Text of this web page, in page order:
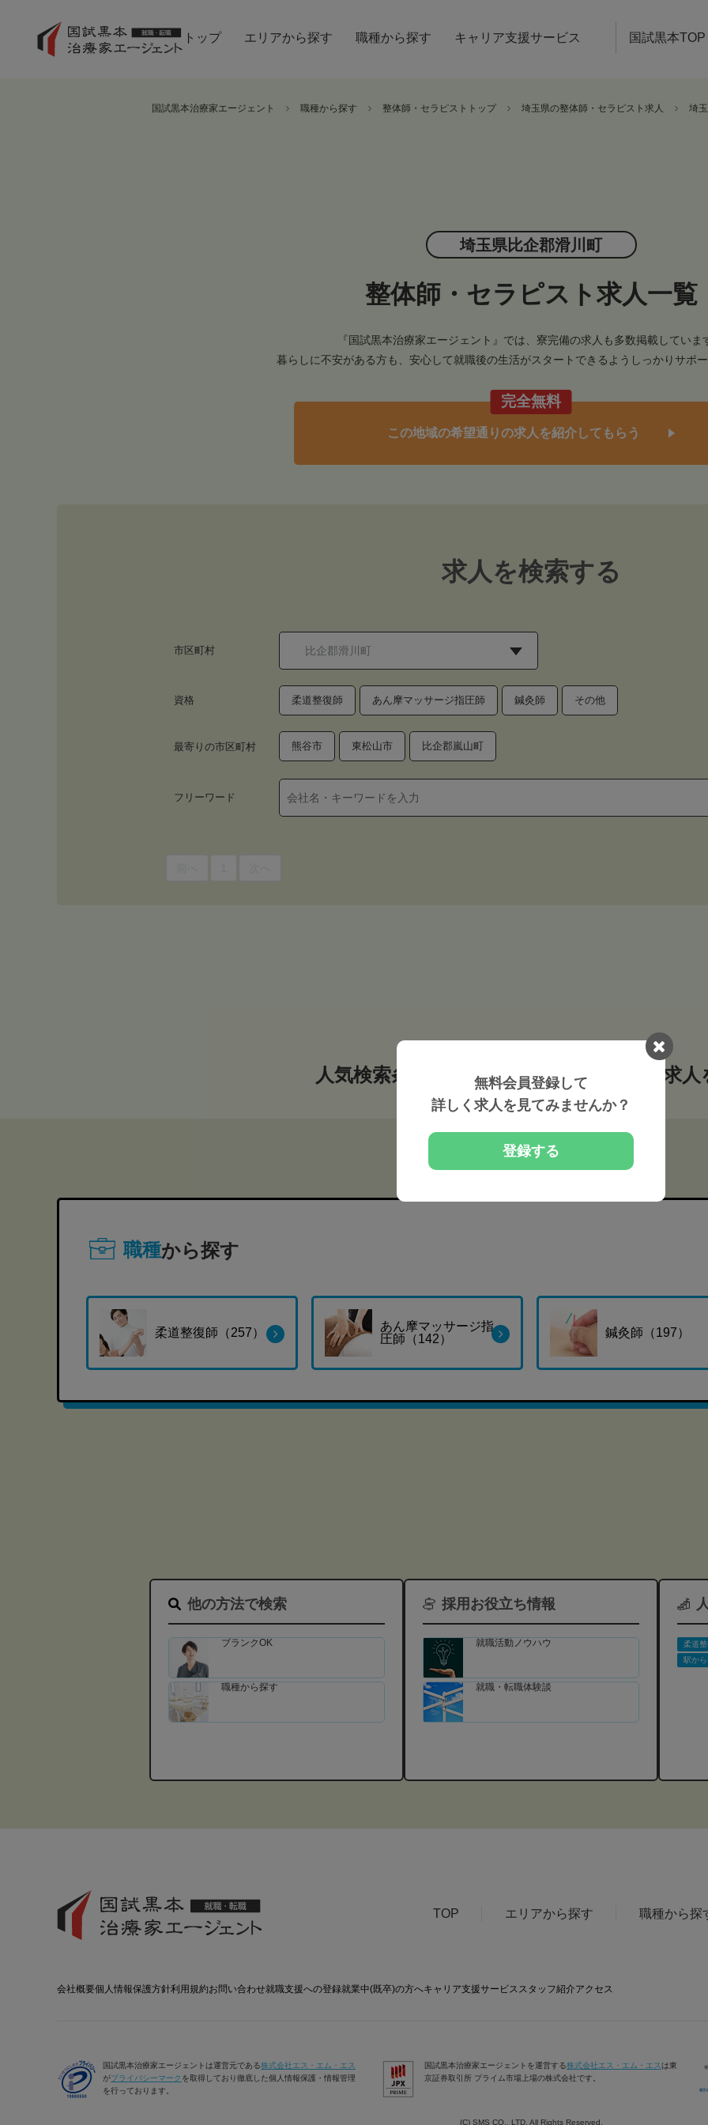
トップ エリアから探す 職種から探す キャリア支援サービス 国試黒本TOP
国試黒本治療家エージェント 職種から探す 整体師・セラピストトップ 埼玉県の整体師・セラピスト求人 埼
埼玉県比企郡滑川町
整体師・セラピスト求人一覧
『国試黒本治療家エージェント』では、寮完備の求人も多数掲載していま
暮らしに不安がある方も、安心して就職後の生活がスタートできるようしっかりサポ
完全無料
この地域の希望通りの求人を紹介してもらう
求人を検索する
市区町村
資格 柔道整復師 あん摩マッサージ指圧師 鍼灸師 その他
最寄りの市区町村 熊谷市 東松山市 比企郡嵐山町
フリーワード
人気検索条件から整体師・セラピストの求人
職種から探す
柔道整復師（257）
あん摩マッサージ指
圧師（142）
鍼灸師（197）
他の方法で検索
ブランクOK
職種から探す
採用お役立ち情報
就職活動ノウハウ
就職・転職体験談
柔道
駅か
TOP エリアから探す 職種から探
会社概要個人情報保護方針利用規約お問い合わせ就職支援への登録就業中(既卒)の方へキャリア支援サービススタッフ紹介アクセス
国試黒本治療家エージェントは運営元である株式会社エス・エム・エス
がプライバシーマーク を取得しており徹底した個人情報保護・情報管理
を行っております。
国試黒本治療家エージェントを運営する株式会社エス・エム・エスは東
京証券取引所 プライム市場上場の株式会社です。
(C) SMS CO., LTD. All Rights Reserved.
無料会員登録して
詳しく求人を見てみませんか？
登録する